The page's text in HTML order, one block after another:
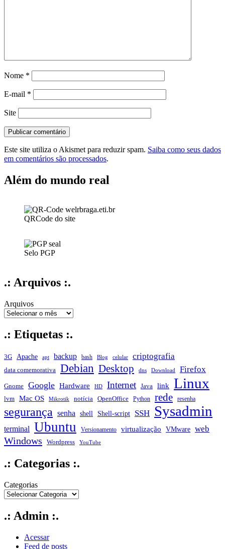
Nome *
E-mail *
Site
Este site utiliza o Akismet para reduzir spam. Saiba como seus dados
em comentários são processados.
Além do mundo real
QRCode do site
Selo PGP
.: Arquivos :.
Arquivos
.: Etiquetas :.
3G Apache apt backup bash Blog celular criptografia
data comemorativa Debian Desktop dns Download Firefox
Gnome Google Hardware HD Internet Java link Linux
lvm Mac OS Mikrotik notícia OpenOffice Python rede resenha
segurança senha shell Shell-script SSH Sysadmin
terminal Ubuntu Versionamento virtualização VMware web
Windows Wordpress YouTube
.: Categorias :.
Categorias
.: Admin :.
Acessar
Feed de posts